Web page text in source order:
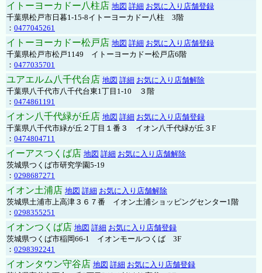
イトーヨーカドー八柱店 地図 詳細 お気に入り店舗登録
千葉県松戸市日暮1-15-8イトーヨーカドー八柱 3階
： 0477045261
イトーヨーカドー松戸店 地図 詳細 お気に入り店舗登録
千葉県松戸市松戸1149 イトーヨーカドー松戸店6階
： 0477035701
ユアエルム八千代台店 地図 詳細 お気に入り店舗解除
千葉県八千代市八千代台東1丁目1-10 ３階
： 0474861191
イオン八千代緑が丘店 地図 詳細 お気に入り店舗登録
千葉県八千代市緑が丘２丁目１番３ イオン八千代緑が丘３F
： 0474804711
イーアスつくば店 地図 詳細 お気に入り店舗解除
茨城県つくば市研究学園5-19
： 0298687271
イオン土浦店 地図 詳細 お気に入り店舗解除
茨城県土浦市上高津３６７番 イオン土浦ショッピングセンター1階
： 0298355251
イオンつくば店 地図 詳細 お気に入り店舗登録
茨城県つくば市稲岡66-1 イオンモールつくば 3F
： 0298392241
イオンタウン守谷店 地図 詳細 お気に入り店舗登録